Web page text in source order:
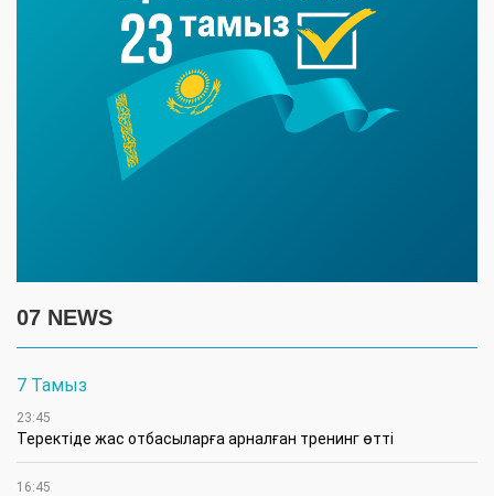
07 NEWS
7 Тамыз
23:45
​Теректіде жас отбасыларға арналған тренинг өтті
16:45